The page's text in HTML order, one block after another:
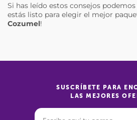
Si has leído estos consejos
estás listo para elegir el mejor
Cozumel!
SUSCRÍBETE PARA
LAS MEJORES